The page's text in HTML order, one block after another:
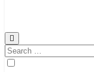
Search
for: